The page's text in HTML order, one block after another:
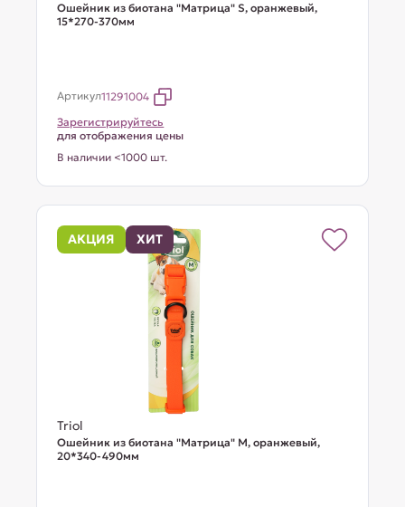
Ошейник из биотана "Матрица" S, оранжевый,
15*270-370мм
Артикул11291004
Зарегистрируйтесь
для отображения цены
В наличии <1000 шт.
АКЦИЯ ХИТ
Triol
Ошейник из биотана "Матрица" M, оранжевый,
20*340-490мм